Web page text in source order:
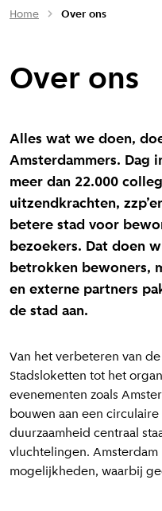
Home Over ons
Over ons
Alles wat we doen,
Amsterdammers. Dag
meer dan 22.000
uitzendkrachten,
betere stad voor
bezoekers. Dat doen
betrokken bewoners,
en externe partners
de stad aan.
Van het verbeteren van
Stadsloketten tot het
evenementen zoals
bouwen aan een
duurzaamheid centraal
vluchtelingen. Amsterdam
mogelijkheden, waarbij